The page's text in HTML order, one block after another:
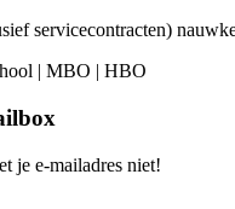
servicecontracten)
| MBO | HBO
je e-mailadres niet!